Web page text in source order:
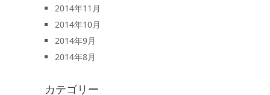
2014年11月
2014年10月
2014年9月
2014年8月
カテゴリー